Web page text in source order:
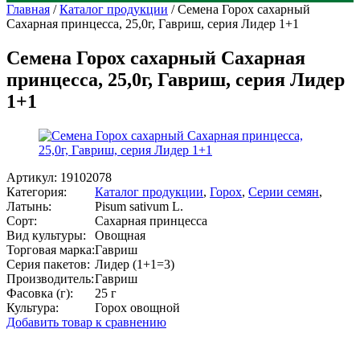
Главная /Каталог продукции /Семена Горох сахарный
Сахарная принцесса, 25,0г, Гавриш, серия Лидер 1+1
Семена Горох сахарный Сахарная
принцесса, 25,0г, Гавриш, серия Лидер
1+1
Артикул: 19102078
Категория:
Каталог продукции, Горох, Серии семян,
Латынь:
Pisum sativum L.
Сорт:
Сахарная принцесса
Вид культуры:
Овощная
Торговая марка:Гавриш
Серия пакетов: Лидер (1+1=3)
Производитель:Гавриш
Фасовка (г):
25 г
Культура:
Горох овощной
Добавить товар к сравнению